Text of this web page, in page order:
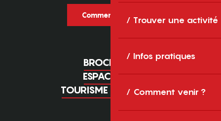
Trouver une activité
Infos pratiques
Comment venir ?
Comment venir ?
BROCHURES
ESPACE PRO
TOURISME D'AFFAIRES